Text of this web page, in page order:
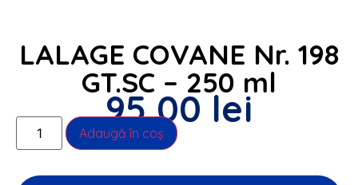
LALAGE COVANE Nr. 198
GT.SC – 250 ml
95,00 lei
Adaugă în coș Alternative: